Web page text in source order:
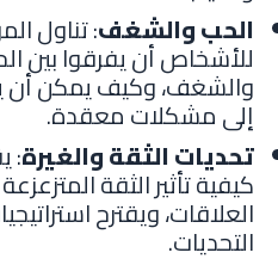
الحب والشغف: تناول
للأشخاص أن يفرقوا بين
والشغف، وكيف يمكن أن
إلى مشكلات معقدة.
تحديات الثقة والغيرة:
كيفية تأثير الثقة
العلاقات، ويقترح
التحديات.